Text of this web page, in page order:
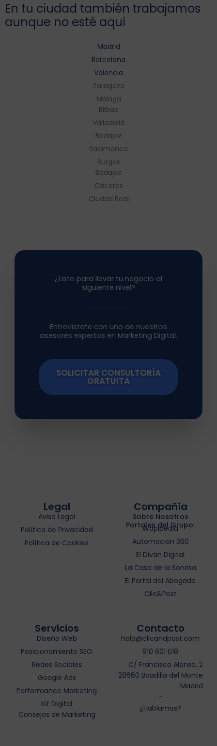
En tu ciudad también trabajamos
aunque no esté aquí
Madrid
Barcelona
Valencia
Zaragoza
Málaga
Bilbao
Valladolid
Badajoz
Salamanca
Burgos
Badajoz
Cáceres
Ciudad Real
¿Listo para llevar tu negocio al
siguiente nivel?
Entrevístate con uno de nuestros
asesores expertos en Marketing Digital.
SOLICITAR CONSULTORÍA
GRATUITA
Legal
Aviso Legal
Política de Privacidad
Política de Cookies
Compañía
Sobre Nosotros
Portales del Grupo:
Wapipedia
Automoción 360
El Diván Digital
La Casa de la Sonrisa
El Portal del Abogado
Clic&Post
Servicios
Diseño Web
Posicionamiento SEO
Redes Sociales
Google Ads
Performance Marketing
Kit Digital
Consejos de Marketing
Contacto
hola@clicandpost.com
910 601 018
C/ Francisco Alonso, 2
28660 Boadilla del Monte
Madrid
-
¿Hablamos?